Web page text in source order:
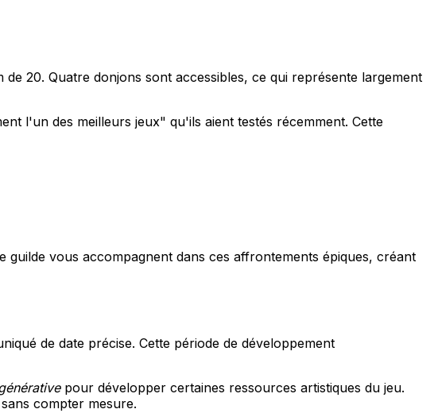
de 20. Quatre donjons sont accessibles, ce qui représente largement
l'un des meilleurs jeux" qu'ils aient testés récemment. Cette
vous accompagnent dans ces affrontements épiques, créant
de date précise. Cette période de développement
pour développer certaines ressources artistiques du jeu.
compter mesure.